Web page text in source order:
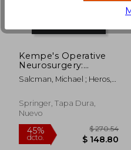
45%
dcto. $ 104.29
Kempe's Operative
Neurosurgery:
Volume Two
Posterior Fossa,
Nerve (en Inglés)
Salcman, Michael ; Heros,
R. Jr.
Springer, Tapa Dura,
Nuevo